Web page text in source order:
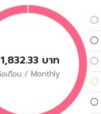
บาท
เดือน / Monthly